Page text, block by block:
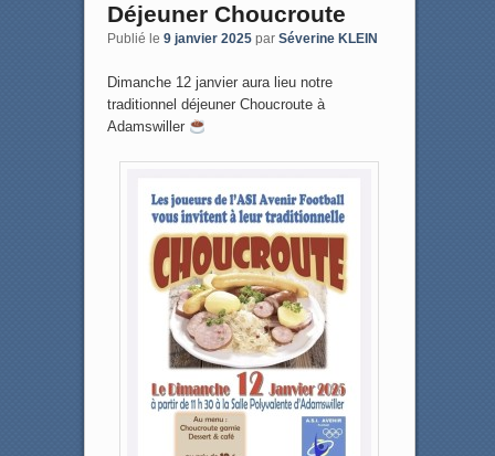
Déjeuner Choucroute
Publié le 9 janvier 2025 par Séverine KLEIN
Dimanche 12 janvier aura lieu notre
traditionnel déjeuner Choucroute à
Adamswiller